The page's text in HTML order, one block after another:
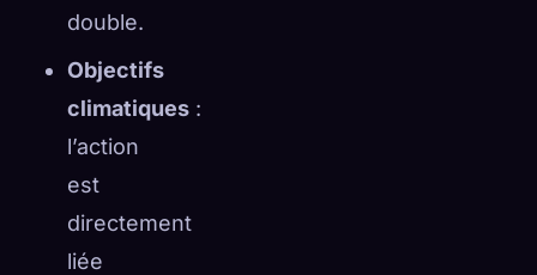
double.
Objectifs
climatiques :
l’action
est
directement
liée